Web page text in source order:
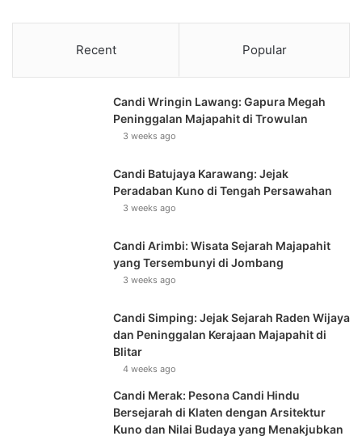
Recent Popular
Candi Wringin Lawang: Gapura Megah
Peninggalan Majapahit di Trowulan
3 weeks ago
Candi Batujaya Karawang: Jejak
Peradaban Kuno di Tengah Persawahan
3 weeks ago
Candi Arimbi: Wisata Sejarah Majapahit
yang Tersembunyi di Jombang
3 weeks ago
Candi Simping: Jejak Sejarah Raden Wijaya
dan Peninggalan Kerajaan Majapahit di
Blitar
4 weeks ago
Candi Merak: Pesona Candi Hindu
Bersejarah di Klaten dengan Arsitektur
Kuno dan Nilai Budaya yang Menakjubkan